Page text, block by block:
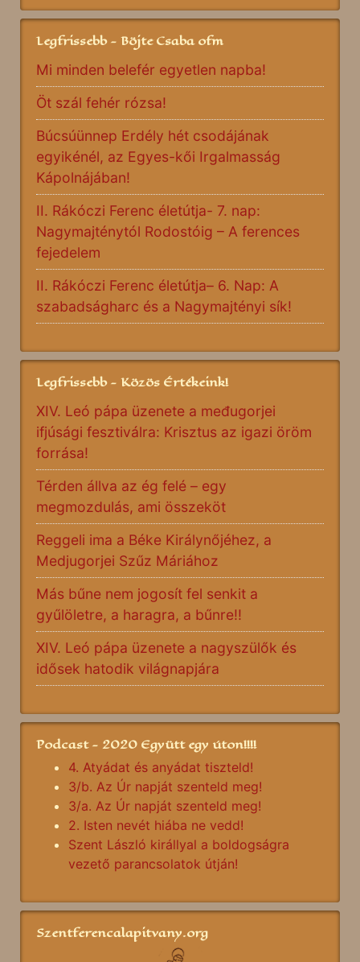
Legfrissebb - Böjte Csaba ofm
Mi minden belefér egyetlen napba!
Öt szál fehér rózsa!
Búcsúünnep Erdély hét csodájának
egyikénél, az Egyes-kői Irgalmasság
Kápolnájában!
II. Rákóczi Ferenc életútja- 7. nap:
Nagymajténytól Rodostóig – A ferences
fejedelem
II. Rákóczi Ferenc életútja– 6. Nap: A
szabadságharc és a Nagymajtényi sík!
Legfrissebb - Közös Értékeink!
XIV. Leó pápa üzenete a međugorjei
ifjúsági fesztiválra: Krisztus az igazi öröm
forrása!
Térden állva az ég felé – egy
megmozdulás, ami összeköt
Reggeli ima a Béke Királynőjéhez, a
Medjugorjei Szűz Máriához
Más bűne nem jogosít fel senkit a
gyűlöletre, a haragra, a bűnre!!
XIV. Leó pápa üzenete a nagyszülők és
idősek hatodik világnapjára
Podcast - 2020 Együtt egy úton!!!!
4. Atyádat és anyádat tiszteld!
3/b. Az Úr napját szenteld meg!
3/a. Az Úr napját szenteld meg!
2. Isten nevét hiába ne vedd!
Szent László királlyal a boldogságra
vezető parancsolatok útján!
Szentferencalapitvany.org